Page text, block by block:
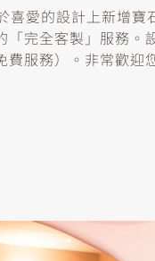
喜愛的設計上新增寶
「完全客製」服務。
費服務）。非常歡迎